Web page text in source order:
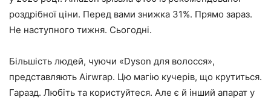
роздрібної ціни. Перед вами знижка 31%. Прямо зараз.
Не наступного тижня. Сьогодні.
Більшість людей, чуючи «Dyson для волосся»,
представляють Airwrap. Цю магію кучерів, що крутиться.
Гаразд. Любіть та користуйтеся. Але є й інший апарат у